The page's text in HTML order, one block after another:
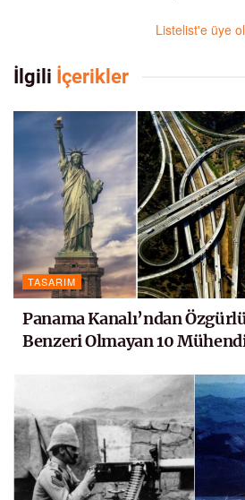
Listelist'e üye ol
İlgili İçerikler
TASARIM
Panama Kanalı’ndan
Benzeri Olmayan 10